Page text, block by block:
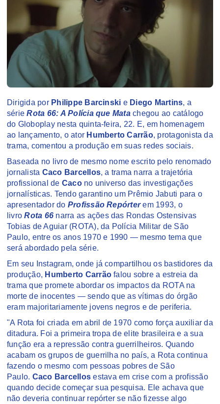
Dirigida por Philippe Barcinski e Diego Martins, a
sérieRota 66: A Polícia que Matachegou ao catálogo
do Globoplay nesta quinta-feira, 22. E, em homenagem
ao lançamento, o ator Humberto Carrão, protagonista da
trama, comentou a produção em suas redes sociais.
Baseada no livro de mesmo nome escrito pelo renomado
jornalista Caco Barcellos, a trama narra a trajetória
profissional de Cacono universo das investigações
jornalísticas. Tendo garantino um Prêmio Jabuti para o
apresentador do Profissão Repórterem 1993, o
livroRota 66 narra as ações das Rondas Ostensivas
Tobias de Aguiar (ROTA), da Polícia Militar de São
Paulo, entre os anos 1970 e 1990 — mesmo tema que
será abordado pela série.
Em seu Instagram, onde já compartilhou os bastidores da
produção, Humberto Carrão falou sobre a estreia da
trama que promete abordar os impactos da ROTA na
morte de inocentes — sendo que as vítimas do órgão
eram majoritariamente jovens negros e de periferia.
"A Rota foi criada em abril de 1970 como força auxiliar da
ditadura. Foi a primeira tropa de elite brasileira e a sua
função era a repressão contra guerrilheiros. Quando
acabam os grupos de guerrilha no país, a Rota continua
fazendo o mesmo com pessoas pobres de São
Paulo. Caco Barcellos estava em crise com a profissão
quando decide começar sua pesquisa. Ele achava que
não deveria continuar repórter se não fizesse algo